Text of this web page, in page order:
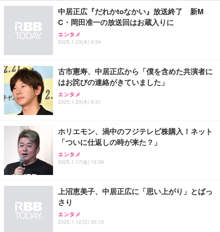
28GB DDR5拡張可能 32GB DDR5+1TB SSD |Oculi
nk・USB4.0×2 | Win11 Pro 5.1GHz | Win11 Pro | 8
K 4画面対応
￥122,848
【法人向け・5年安定ビジネスに最適】GMKtec ミニ
PC Ryzen 7 7730U搭載 M5 Ultra【32GB DDR4 1TB
力 HDMI2.0/DP1.4/USB-C M.2 SSD 16TB拡張対応
コンパクト 静音ミニPC ゲーミングPC
￥86,999
【ミニpc 最新第12世代 N95 省電力 N97より高速】B
MAX ミニpc mini pc N95 4C/4T 15W 最大3.4GHz 1
コン 高速2.4G/5GWi-Fi BT5.0 ギガビットLAN 静音
ミニパソコン B4Plus
GMKtec ミニPC G11初登場 AMD Ryzen Embedde
d R2514搭載 16GB DDR4＋256GB SSD動作より安
習向け 超小型 高性能 (16GB+256GB)
【整備済み品】富士通 ESPRIMO Q558 ミニPC i5第
9世代 16GB SSD256GB Win11 Office2021 WiFi
￥9,980
【限定10GB増量モデル】国内メーカー直営 ポケッ
ト WiFi 『プレミアムチャージWiFi』X200 (日本国
バッテリーレス 海外利用可能 ([X200]100GB/365日)
￥6,980
【ecoco】 1年間 100GB 充電式 リチャージ 型 ポケ
ット Wi-Fi 契約不要 月額費用なし 【紛失・水濡れ・
【リチャージWiFi】超ロングバッテリー 100GB 365
日 ギガ付き ポケット WiFi モバイルルーター 契約返
リー内蔵【SEProWH-100GB/365日】
【リチャージWiFi】バッテリー35時間 100GB 365日
ギガ付 ポケット WiFi 海外利用可能【SEProBK-100
GB/365日】
C-AC6920WF
￥1,090
モバイルバッテリー 大容量 30000mAh 【22.5W/20
W急速充電 4本ケーブル内蔵】 209g超軽量 小型 バ
携帯充電器 停電対策 アウトドア/旅行/出張/防災/緊
急用 iOS/Android各種他対応 機内持込可 (高級白い)
￥2,469
エレコム 充電器 Type-C USB-C 20W USB PD対応 1
ポート PSE認証品 GaN採用 折りたたみ式プラグ ホ
エレコム 充電器 40W 2ポート Type-C USB PD対応
PPS対応 GaN II採用 折りたたみ式プラグ ホワイト
エレコム 65W 充電器 Type-C コンセント 急速 PD対
応 スイング式プラグ採用 PSE技術基準適合 ブラッ
ク EC-AC12465BK
中居正広『だれかtoなかい』放送終了 新M
C・岡田准一の放送回はお蔵入りに
エンタメ
2025.1.23(木) 9:54
古市憲寿、中居正広から「僕を含めた共演者に
はお詫びの連絡がきていました」
エンタメ
2025.1.23(木) 9:51
ホリエモン、渦中のフジテレビ株購入！ネット
「ついに仕返しの時が来た？」
エンタメ
2025.1.17(金) 16:36
上沼恵美子、中居正広に「思い上がり」とばっ
さり
エンタメ
2025.1.12(日) 20:10